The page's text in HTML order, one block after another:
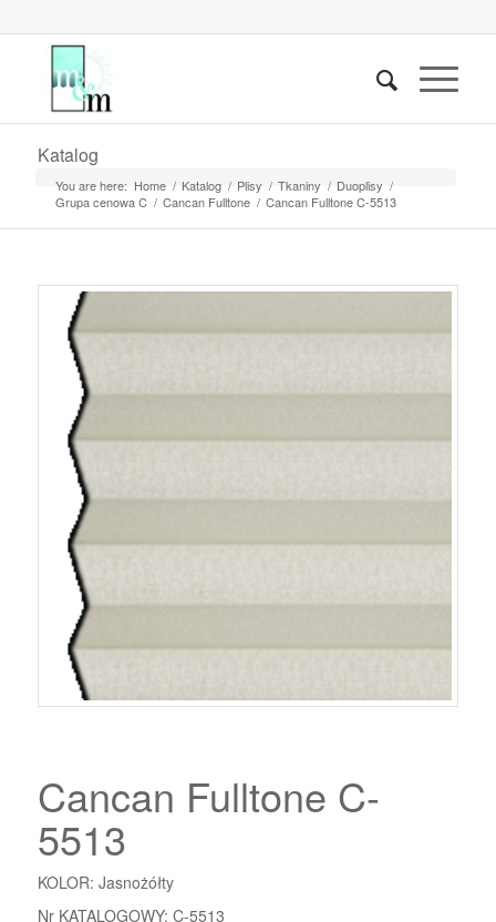
Katalog
You are here: Home / Katalog / Plisy / Tkaniny / Duoplisy /
Grupa cenowa C / Cancan Fulltone / Cancan Fulltone C-5513
Cancan Fulltone C-
5513
KOLOR: Jasnożółty
Nr KATALOGOWY: C-5513